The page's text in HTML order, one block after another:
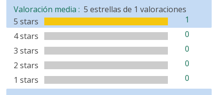
Valoración media :
5 stars
1
4 stars
0
3 stars
0
2 stars
0
1 stars
0
5 estrellas de 1 valoraciones